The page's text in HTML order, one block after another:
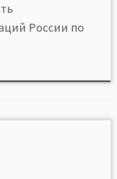
России по